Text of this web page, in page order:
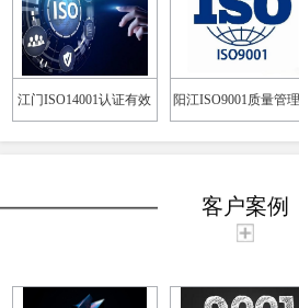
江门ISO14001认证有效
期多久？
阳江ISO9001质量管
系多久能拿证？
客户案例